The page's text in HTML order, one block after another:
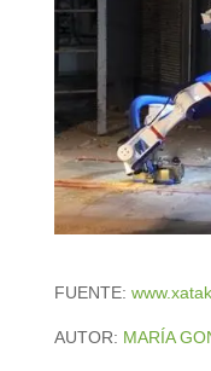
FUENTE:
AUTOR: MARÍA